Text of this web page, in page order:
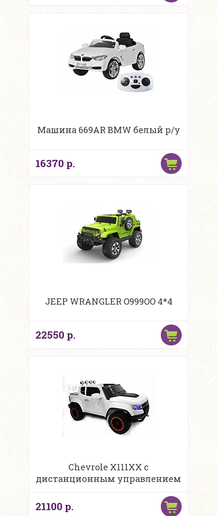
Машина 669AR BMW белый р/у
16370 р.
JEEP WRANGLER O999OO 4*4
22550 р.
Chevrole X111XX с
дистанционным управлением
21100 р.